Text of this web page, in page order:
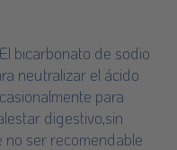
El bicarbonato de sodio
neutralizar el ácido
para
digestivo,sin
ser recomendable